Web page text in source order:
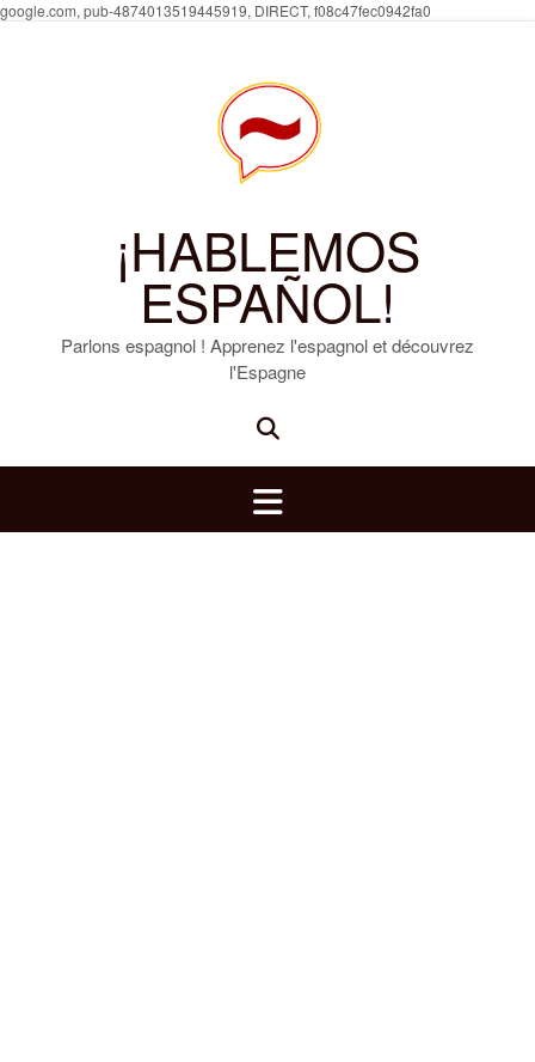
google.com, pub-4874013519445919, DIRECT, f08c47fec0942fa0
¡HABLEMOS
ESPAÑOL!
Parlons espagnol ! Apprenez l'espagnol et découvrez
l'Espagne